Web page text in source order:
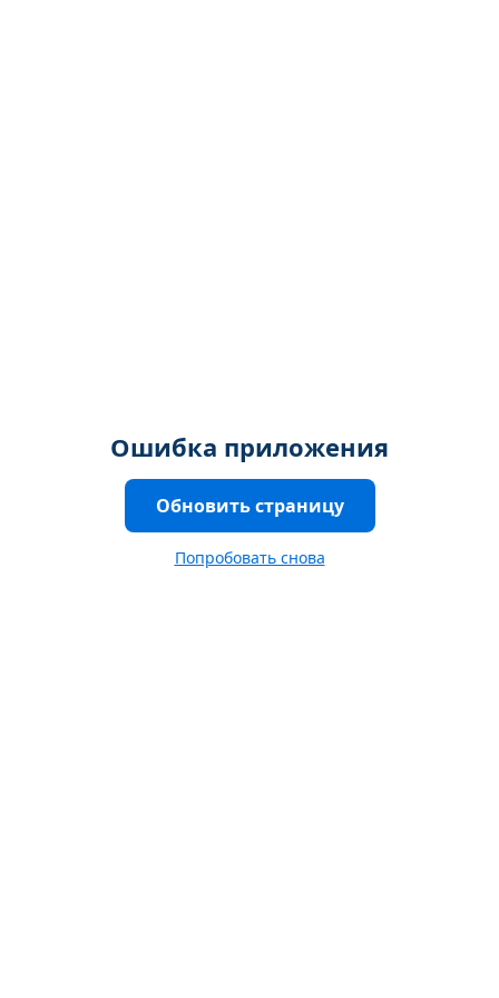
Ошибка приложения
Обновить страницу
Попробовать снова